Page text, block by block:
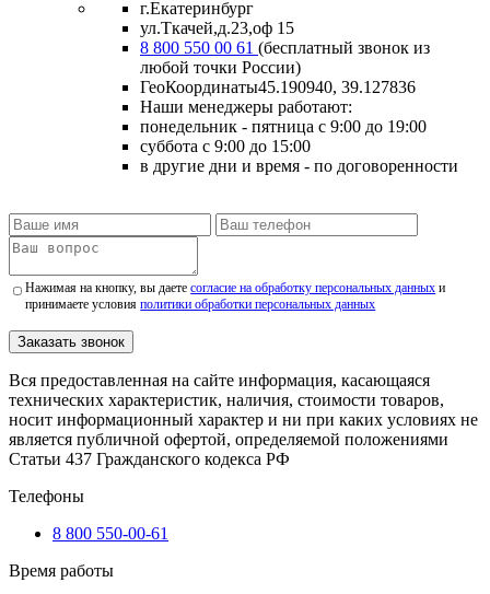
г.Екатеринбург
ул.Ткачей,д.23,оф 15
8 800 550 00 61 (бесплатный звонок из
любой точки России)
ГеоКоординаты45.190940, 39.127836
Наши менеджеры работают:
понедельник - пятница с 9:00 до 19:00
суббота с 9:00 до 15:00
в другие дни и время - по договоренности
Нажимая на кнопку, вы даетесогласие на обработку персональных данных и
принимаете условияполитики обработки персональных данных
Заказать звонок
Вся предоставленная на сайте информация, касающаяся
технических характеристик, наличия, стоимости товаров,
носит информационный характер и ни при каких условиях не
является публичной офертой, определяемой положениями
Статьи 437 Гражданского кодекса РФ
Телефоны
8 800 550-00-61
Время работы